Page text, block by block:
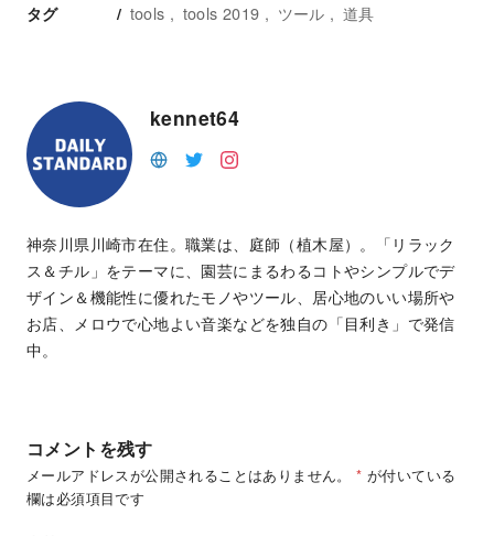
タグ tools tools 2019 ツール 道具
kennet64
神奈川県川崎市在住。職業は、庭師（植木屋）。「リラック
ス＆チル」をテーマに、園芸にまるわるコトやシンプルでデ
ザイン＆機能性に優れたモノやツール、居心地のいい場所や
お店、メロウで心地よい音楽などを独自の「目利き」で発信
中。
コメントを残す
メールアドレスが公開されることはありません。 * が付いている
欄は必須項目です